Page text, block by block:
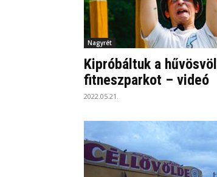
Nagyrét
Kipróbáltuk a
fitneszparkot – videó
2022.05.21.